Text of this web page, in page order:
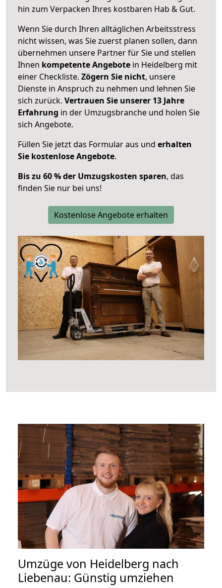
hin zum Verpacken Ihres kostbaren Hab & Gut.
Wenn Sie durch Ihren alltäglichen Arbeitsstress
nicht wissen, was Sie zuerst planen sollen, dann
übernehmen unsere Partner für Sie und stellen
Ihnen kompetente Angebote in Heidelberg mit
einer Checkliste. Zögern Sie nicht, unsere
Dienste in Anspruch zu nehmen und lehnen Sie
sich zurück. Vertrauen Sie unserer 13 Jahre
Erfahrung in der Umzugsbranche und holen Sie
sich Angebote.
Füllen Sie jetzt das Formular aus und erhalten
Sie kostenlose Angebote.
Bis zu 60 % der Umzugskosten sparen, das
finden Sie nur bei uns!
Kostenlose Angebote erhalten
Umzüge von Heidelberg nach
Liebenau: Günstig umziehen